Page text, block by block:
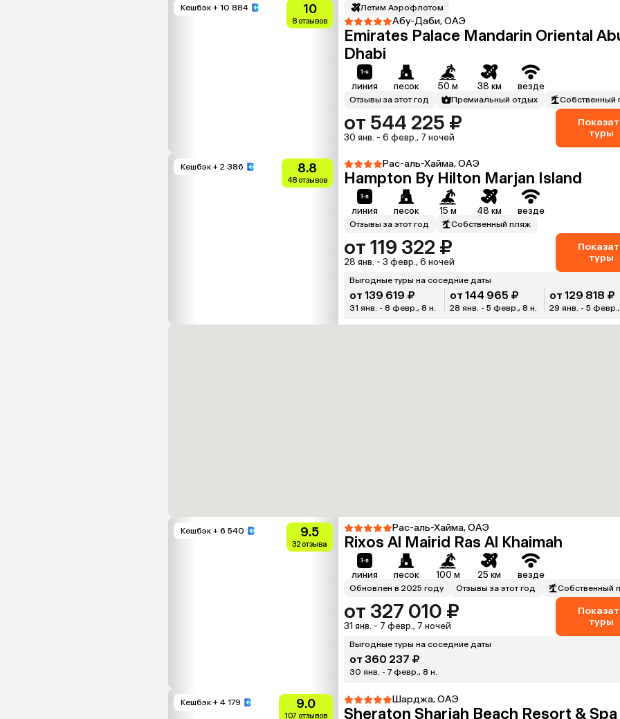
Кешбэк + 10 884 10
8 отзывов
Летим Аэрофлотом
Абу-Даби, ОАЭ
Emirates Palace Mandarin Oriental
Dhabi
линия песок 50 м 38 км везде
Отзывы за этот год Премиальный отдых Собственный
от 544 225 ₽
30 янв. - 6 февр., 7 ночей
туры
Кешбэк + 2 386 8.8
48 отзывов
Рас-аль-Хайма, ОАЭ
Hampton By Hilton Marjan Island
линия песок 15 м 48 км везде
Отзывы за этот год Собственный пляж
от 119 322 ₽
28 янв. - 3 февр., 6 ночей
туры
Выгодные туры на соседние даты
от 139 619 ₽
31 янв. - 8 февр., 8 н.
от 144 965 ₽
28 янв. - 5 февр., 8 н.
от 129 818 ₽
29 янв. - 5 февр.,
Кешбэк + 6 540 9.5
32 отзыва
Рас-аль-Хайма, ОАЭ
Rixos Al Mairid Ras Al Khaimah
линия песок 100 м 25 км везде
Обновлен в 2025 году Отзывы за этот год Собственный
от 327 010 ₽
31 янв. - 7 февр., 7 ночей
туры
Выгодные туры на соседние даты
от 360 237 ₽
30 янв. - 7 февр., 8 н.
Кешбэк + 4 179 9.0
107 отзывов
Шарджа, ОАЭ
Sheraton Sharjah Beach Resort & Spa